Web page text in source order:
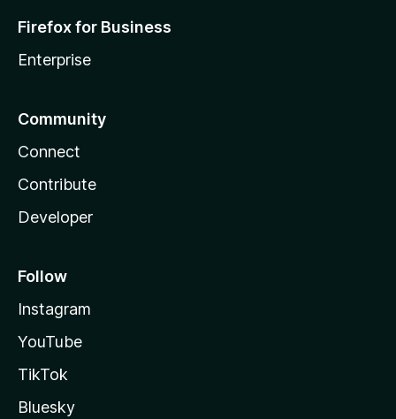
Firefox for Business
Enterprise
Community
Connect
Contribute
Developer
Follow
Instagram
YouTube
TikTok
Bluesky